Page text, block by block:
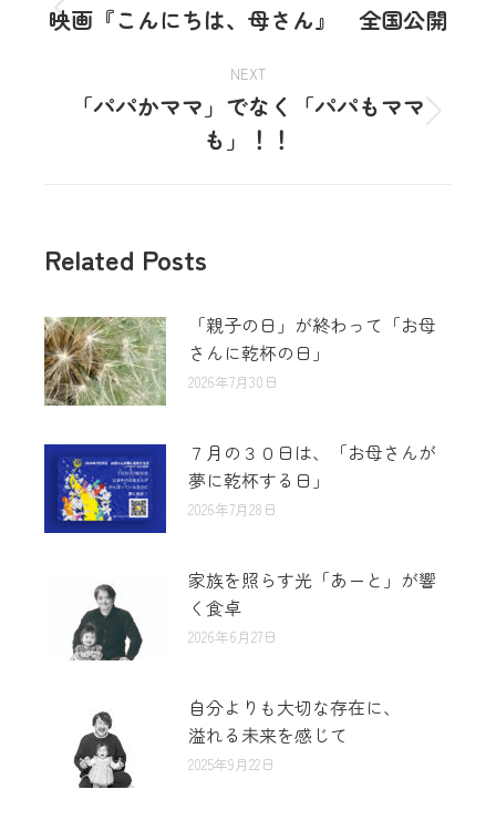
映画『こんにちは、母さん』 全国公開
NEXT
「パパかママ」でなく「パパもママ
も」！！
Related Posts
「親子の日」が終わって「お母
さんに乾杯の日」
2026年7月30日
７月の３０日は、「お母さんが
夢に乾杯する日」
2026年7月28日
家族を照らす光「あーと」が響
く食卓
2026年6月27日
自分よりも大切な存在に、
溢れる未来を感じて
2025年9月22日